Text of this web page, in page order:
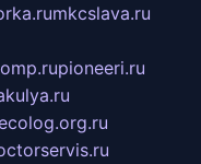
mkcslava.ru
pioneeri.ru